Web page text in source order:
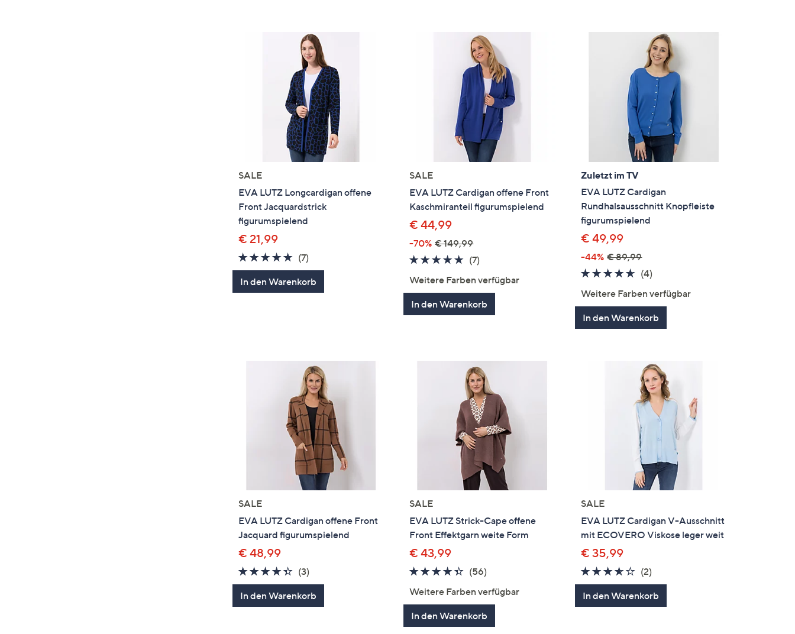
SALE
EVA LUTZ Longcardigan offene
Front Jacquardstrick
figurumspielend
€ 21,99
4.7
von
5
(7)7
Bewertungen
In den Warenkorb
SALE
EVA LUTZ Cardigan offene Front
Kaschmiranteil figurumspielend
€ 44,99
-70% € 149,99
4.7
5
(7)
Weitere Farben verfügbar
In den Warenkorb
Zuletzt im TV
EVA LUTZ Cardigan
Rundhalsausschnitt Knopfleiste
figurumspielend
€ 49,99
-44% € 89,99
4.5
5
(4)
Weitere Farben verfügbar
In den Warenkorb
SALE
EVA LUTZ Cardigan offene Front
Jacquard figurumspielend
€ 48,99
4.3
von
5
(3)3
Bewertungen
In den Warenkorb
SALE
EVA LUTZ Strick-Cape offene
Front Effektgarn weite Form
€ 43,99
4.3
(56)
Weitere Farben verfügbar
In den Warenkorb
SALE
EVA LUTZ Cardigan V-Ausschnitt
mit ECOVERO Viskose leger weit
€ 35,99
3.5
von
5
(2)
Bewertungen
In den Warenkorb